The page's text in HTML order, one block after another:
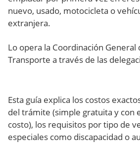
nuevo, usado, motocicleta o
extranjera.
Lo opera la Coordinación General
Transporte a través de las
Esta guía explica los costos
del trámite (simple gratuita y con
costo), los requisitos por tipo de
especiales como discapacidad o